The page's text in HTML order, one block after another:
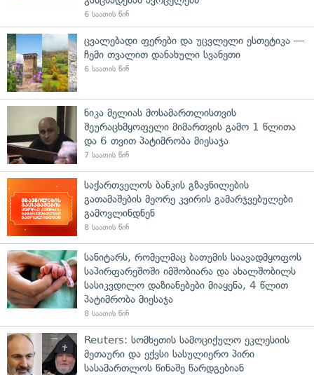
6 საათის წინ
ცვალებადი ფერები და უცვლელი ესთეტიკა —
ჩემი თვალით დანახული სვანეთი
6 საათის წინ
ნიკა მელიას მოსამართლისთვის
შეურაცხმყოფელი მიმართვის გამო 1 წლითა
და 6 თვით პატიმრობა მიესაჯა
7 საათის წინ
საქართველოს ბანკის გზავნილების
გათამაშების მეორე კვირის გამარჯვებულები
გამოვლინდნენ
8 საათის წინ
სანიტარს, რომელმაც ბათუმის საავადმყოფოს
საპირფარეშოში იმშობიარა და ახალშობილს
სასიკვდილო დაზიანებები მიაყენა, 4 წლით
პატიმრობა მიესაჯა
8 საათის წინ
Reuters: სომხეთის სამოციქულო ეკლესიის
მეთაური და ექვსი სასულიერო პირი
სასამართლოს წინაშე წარდგებიან